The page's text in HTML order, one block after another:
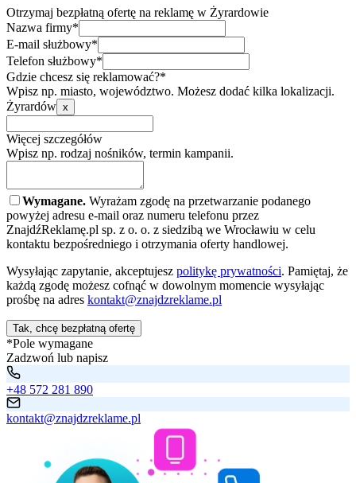
Otrzymaj bezpłatną ofertę na reklamę w Żyrardowie
Nazwa firmy*
E-mail służbowy*
Telefon służbowy*
Gdzie chcesz się reklamować?*
Wpisz np. miasto, województwo. Możesz dodać kilka lokalizacji.
Żyrardów x
Więcej szczegółów
Wpisz np. rodzaj nośników, termin kampanii.
Wymagane. Wyrażam zgodę na przetwarzanie podanego
powyżej adresu e-mail oraz numeru telefonu przez
ZnajdźReklamę.pl sp. z o. o. z siedzibą we Wrocławiu w celu
kontaktu bezpośredniego i otrzymania oferty handlowej.
Wysyłając zapytanie, akceptujesz politykę prywatności. Pamiętaj, że
każdą zgodę możesz cofnąć w dowolnym momencie wysyłając
prośbę na adres kontakt@znajdzreklame.pl
Tak, chcę bezpłatną ofertę
*Pole wymagane
Zadzwoń lub napisz
+48 572 281 890
kontakt@znajdzreklame.pl